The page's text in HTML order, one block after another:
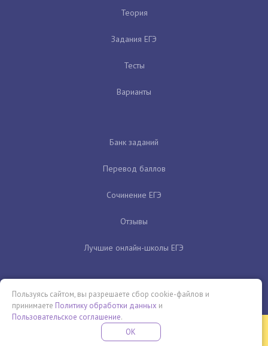
Теория
Задания ЕГЭ
Тесты
Варианты
Банк заданий
Перевод баллов
Сочинение ЕГЭ
Отзывы
Лучшие онлайн-школы ЕГЭ
Бесплатная летняя школа
ПРОВЕДИ ЭТО ЛЕТО С ПОЛЬЗОЙ
Пользуясь сайтом, вы разрешаете сбор cookie-файлов и
принимаете Политику обработки данных и
Пользовательское соглашение.
OK